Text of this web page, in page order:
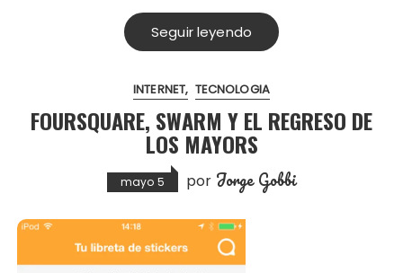
Seguir leyendo
INTERNET TECNOLOGIA
FOURSQUARE, SWARM Y EL REGRESO DE
LOS MAYORS
mayo 5 por Jorge Gobbi